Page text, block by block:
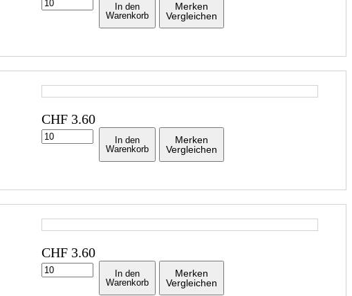
In den
Warenkorb
Merken
Vergleichen
CHF 3.60
In den
Warenkorb
Merken
Vergleichen
CHF 3.60
In den
Warenkorb
Merken
Vergleichen